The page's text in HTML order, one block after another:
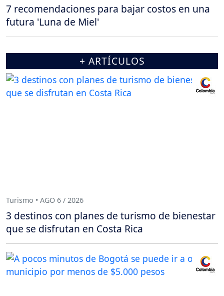
7 recomendaciones para bajar costos en una
futura 'Luna de Miel'
+ ARTÍCULOS
Turismo • AGO 6 / 2026
3 destinos con planes de turismo de bienestar
que se disfrutan en Costa Rica